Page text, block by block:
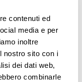
contenuti ed
media e per
inoltre
nostro sito con i
dei dati web,
combinarle